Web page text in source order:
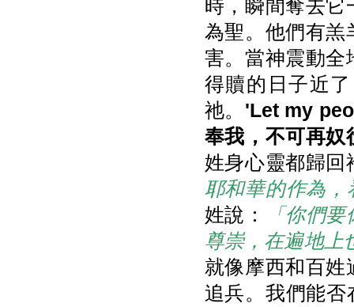
時，瞬間奪去
為聖。他們有羔
害。當神震動全
得贖的日子近
祂。 'Let my
奉我，不可再奴
姓身心靈都歸回
耶和華的作為
姓說：
「你們
尊崇，在遍地上
就像摩西和百姓
追兵。我們能